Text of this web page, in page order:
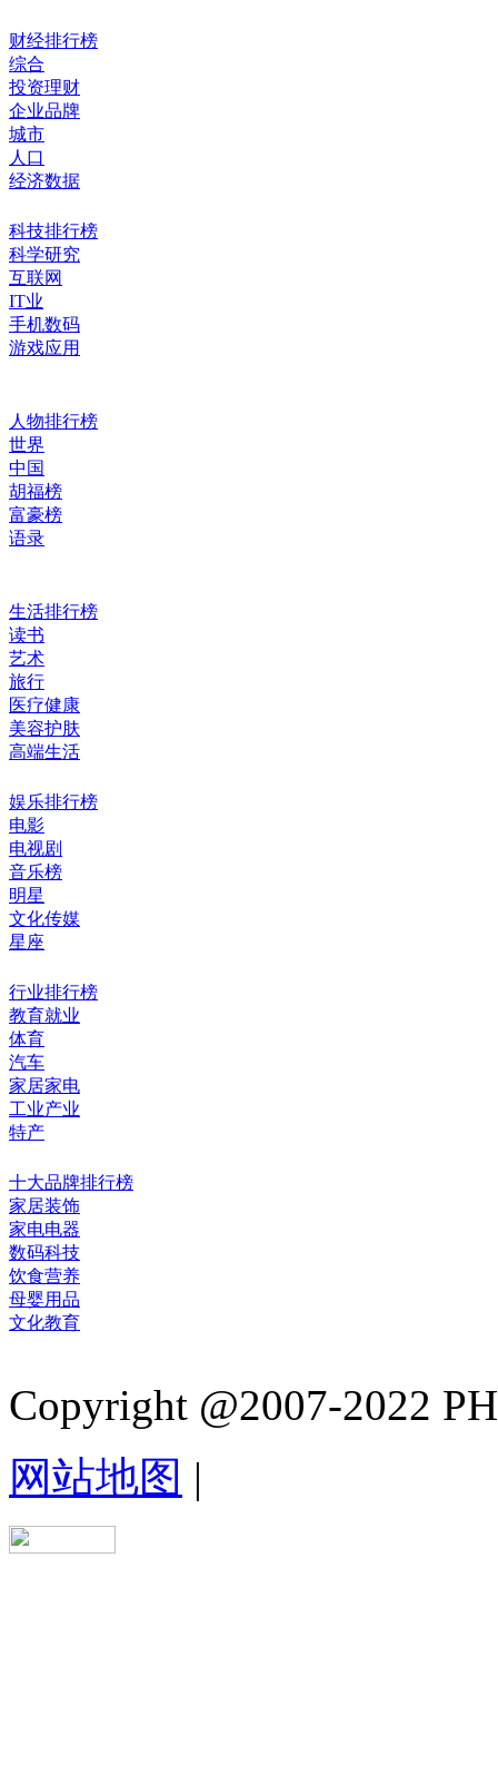
财经排行榜
综合
投资理财
企业品牌
城市
人口
经济数据
科技排行榜
科学研究
互联网
IT业
手机数码
游戏应用
人物排行榜
世界
中国
胡福榜
富豪榜
语录
生活排行榜
读书
艺术
旅行
医疗健康
美容护肤
高端生活
娱乐排行榜
电影
电视剧
音乐榜
明星
文化传媒
星座
行业排行榜
教育就业
体育
汽车
家居家电
工业产业
特产
十大品牌排行榜
家居装饰
家电电器
数码科技
饮食营养
母婴用品
文化教育
Copyright @2007-2022
网站地图 |